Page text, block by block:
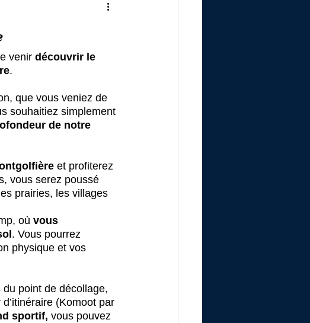
venir découvrir le
.
que vous veniez de
souhaitiez simplement
de notre
et profiterez
vous serez poussé
prairies, les villages
où vous
. Vous pourrez
physique et vos
point de décollage,
(Komoot par
sportif, vous pouvez